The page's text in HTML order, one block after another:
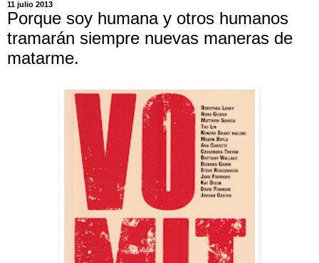
11 julio 2013
Porque soy humana y otros humanos
tramarán siempre nuevas maneras de
matarme.